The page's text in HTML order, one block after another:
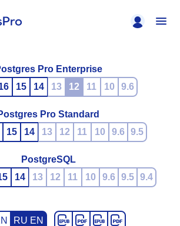
Pro Enterprise
15 14 13 12 11 10 9.6
Pro Standard
15 14 13 12 11 10 9.6 9.5
PostgreSQL
14 13 12 11 10 9.6 9.5 9.4
RU EN